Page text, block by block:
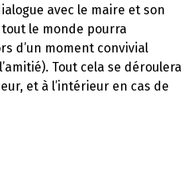
avec le maire et son
le monde pourra
d’un moment convivial
Tout cela se déroulera
et à l’intérieur en cas de